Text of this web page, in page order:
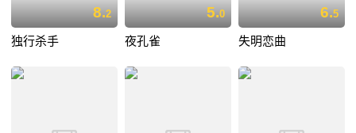
8.2
独行杀手
5.0
夜孔雀
6.5
失明恋曲